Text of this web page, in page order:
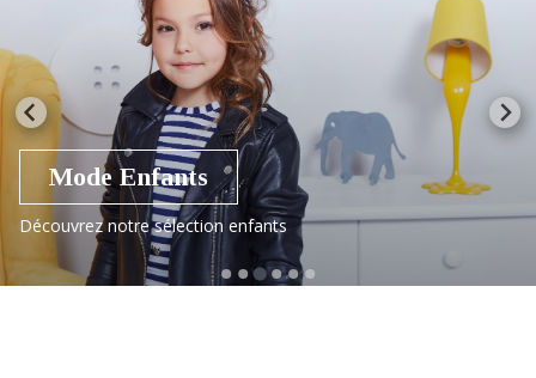
Mode Enfants
Découvrez notre sélection enfants